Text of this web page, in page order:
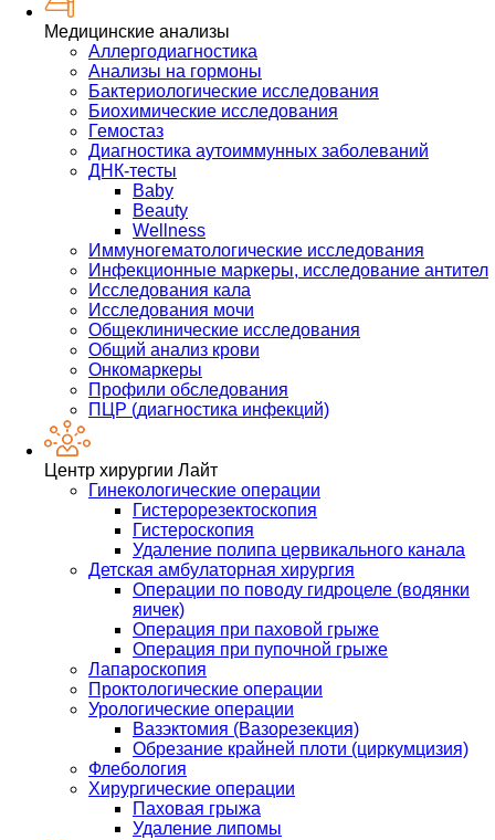
Медицинские анализы
Аллергодиагностика
Анализы на гормоны
Бактериологические исследования
Биохимические исследования
Гемостаз
Диагностика аутоиммунных заболеваний
ДНК-тесты
Baby
Beauty
Wellness
Иммуногематологические исследования
Инфекционные маркеры, исследование антител
Исследования кала
Исследования мочи
Общеклинические исследования
Общий анализ крови
Онкомаркеры
Профили обследования
ПЦР (диагностика инфекций)
Центр хирургии Лайт
Гинекологические операции
Гистерорезектоскопия
Гистероскопия
Удаление полипа цервикального канала
Детская амбулаторная хирургия
Операции по поводу гидроцеле (водянки
яичек)
Операция при паховой грыже
Операция при пупочной грыже
Лапароскопия
Проктологические операции
Урологические операции
Вазэктомия (Вазорезекция)
Обрезание крайней плоти (циркумцизия)
Флебология
Хирургические операции
Паховая грыжа
Удаление липомы